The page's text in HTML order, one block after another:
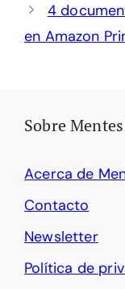
4
en Amazon
Sobre
Acerca de
Contacto
Newsletter
Política de